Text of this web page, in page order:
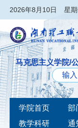
2026年8月10日 星
马克思主义学院/
学院首页 部
教学科研
通